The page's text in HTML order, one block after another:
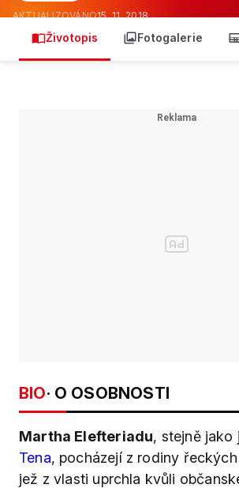
AKTUALIZOVÁNO15. 11. 2018
Životopis Fotogalerie
BIO· O OSOBNOSTI
Martha Elefteriadu, stejně jako
Tena, pocházejí z rodiny
jež z vlasti uprchla kvůli